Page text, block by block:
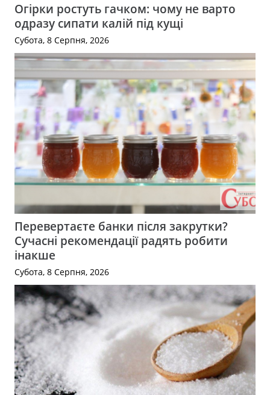
Огірки ростуть гачком: чому не варто
одразу сипати калій під кущі
Субота, 8 Серпня, 2026
Перевертаєте банки після закрутки?
Сучасні рекомендації радять робити
інакше
Субота, 8 Серпня, 2026